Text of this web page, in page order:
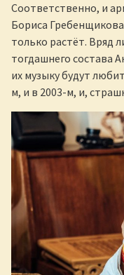
Соответственно, и
Бориса
только растёт. Вряд
тогдашнего состава
их музыку будут
м, и в 2003-м, и,